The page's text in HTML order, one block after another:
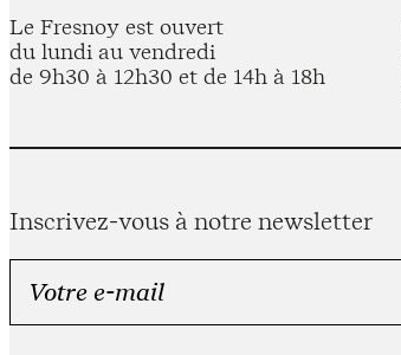
Le Fresnoy est ouvert
du lundi au vendredi
de 9h30 à 12h30 et de 14h à 18h
Inscrivez-vous à notre newsletter